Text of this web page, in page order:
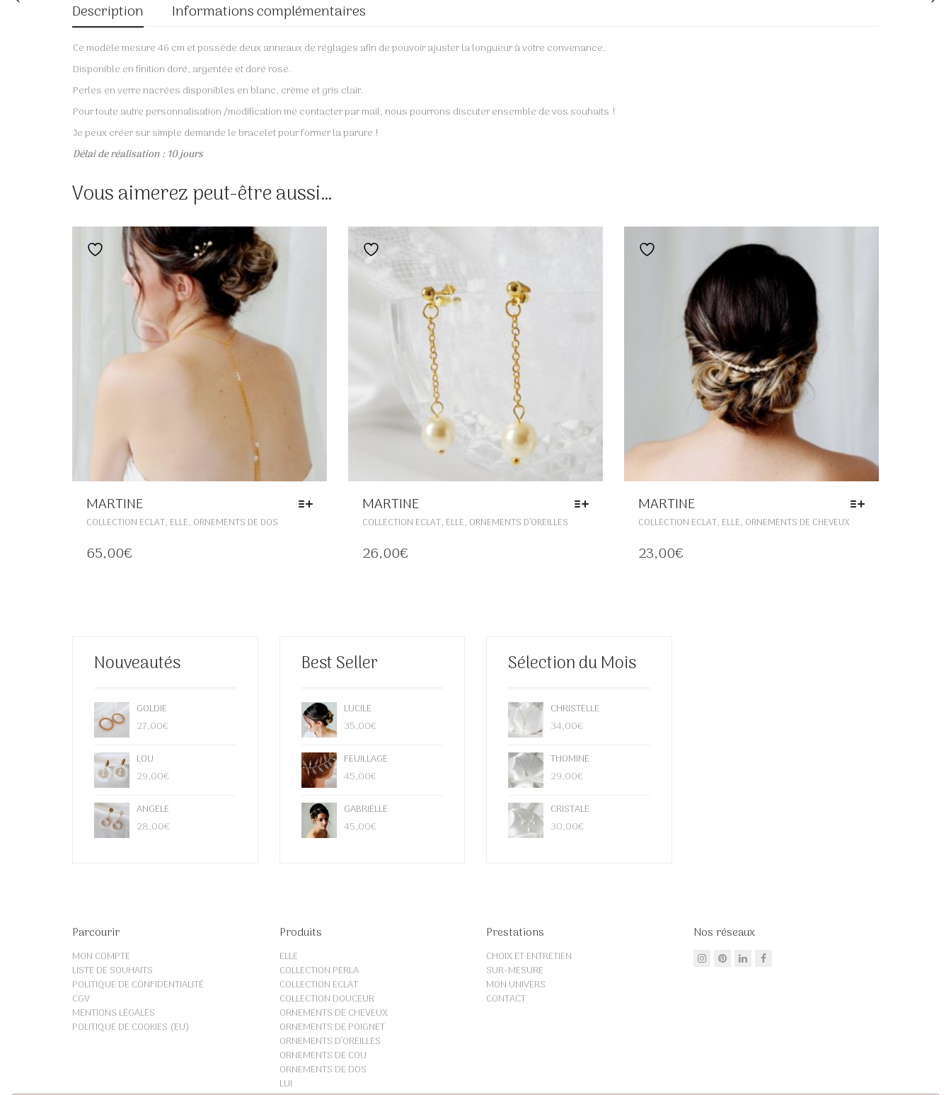
Description Informations complémentaires
Ce modèle mesure 46 cm et possède deux anneaux de réglages afin de pouvoir ajuster la longueur à votre convenance.
Disponible en finition doré, argentée et doré rose.
Perles en verre nacrées disponibles en blanc, crème et gris clair.
Pour toute autre personnalisation /modification me contacter par mail, nous pourrons discuter ensemble de vos souhaits !
Je peux créer sur simple demande le bracelet pour former la parure !
Délai de réalisation : 10 jours
Vous aimerez peut-être aussi…
Ajouter à la liste de souhaits
MARTINE
COLLECTION ECLAT, ELLE, ORNEMENTS DE DOS
PRODUIT
65,00€
Ajouter à la liste de souhaits
MARTINE
COLLECTION ECLAT, ELLE, ORNEMENTS D’OREILLES
SUR
DU
PRODUIT
26,00€
Ajouter à la liste de souhaits
MARTINE
COLLECTION ECLAT, ELLE, ORNEMENTS DE CHEVEUX
23,00€
Nouveautés
GOLDIE
27,00€
LOU
29,00€
ANGELE
28,00€
Best Seller
LUCILE
35,00€
FEUILLAGE
45,00€
GABRIELLE
45,00€
Sélection du Mois
CHRISTELLE
34,00€
THOMINE
29,00€
CRISTALE
30,00€
Parcourir
MON COMPTE
LISTE DE SOUHAITS
POLITIQUE DE CONFIDENTIALITÉ
CGV
MENTIONS LÉGALES
POLITIQUE DE COOKIES (EU)
Produits
ELLE
COLLECTION PERLA
COLLECTION ECLAT
COLLECTION DOUCEUR
ORNEMENTS DE CHEVEUX
ORNEMENTS DE POIGNET
ORNEMENTS D’OREILLES
ORNEMENTS DE COU
ORNEMENTS DE DOS
LUI
Prestations
CHOIX ET ENTRETIEN
SUR-MESURE
MON UNIVERS
CONTACT
Nos réseaux